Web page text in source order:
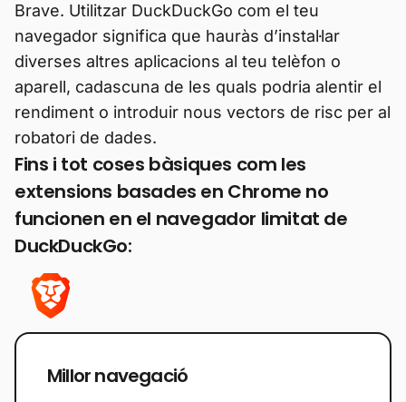
Brave. Utilitzar DuckDuckGo com el teu
navegador significa que hauràs d’instal·lar
diverses altres aplicacions al teu telèfon o
aparell, cadascuna de les quals podria alentir el
rendiment o introduir nous vectors de risc per al
robatori de dades.
Fins i tot coses bàsiques com les
extensions basades en Chrome no
funcionen en el navegador limitat de
DuckDuckGo:
Millor navegació